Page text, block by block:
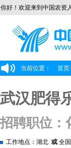
你好！欢迎来到中国农资
当前位置： 首页
武汉肥得
招聘职位：
工作地点：湖北 或 全